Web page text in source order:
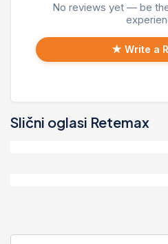
No reviews yet — be
★ Write a
Slični oglasi Retemax